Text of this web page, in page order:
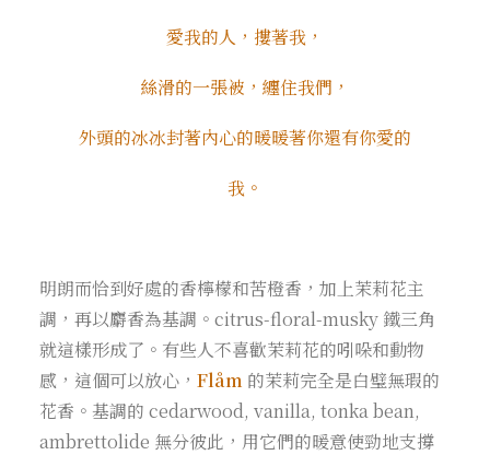
愛我的人，摟著我，
絲滑的一張被，纏住我們，
外頭的冰冰封著內心的暖暖著你還有你愛的
我。
明朗而恰到好處的香檸檬和苦橙香，加上茉莉花主
調，再以麝香為基調。citrus-floral-musky 鐵三角
就這樣形成了。有些人不喜歡茉莉花的吲哚和動物
感，這個可以放心， Flåm 的茉莉完全是白璧無瑕的
花香。基調的 cedarwood, vanilla, tonka bean,
ambrettolide 無分彼此，用它們的暖意使勁地支撐